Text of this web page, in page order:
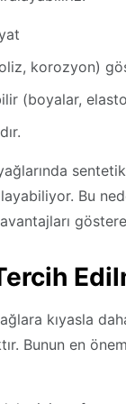
korozyon)
(boyalar,
sentetik
Bu
kıyasla
Bunun en